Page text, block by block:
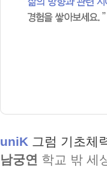
uniK 그럼 기초체
남궁연 학교 밖 세